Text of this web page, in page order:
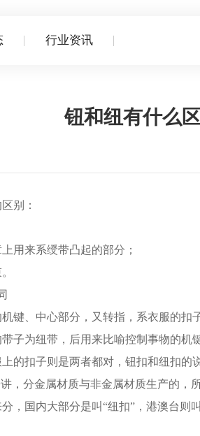
行业资讯
钮和纽有什么
别：
用来系绶带凸起的部分；
键、中心部分，又转指，系衣服的扣子
子为纽带，后用来比喻控制事物的机
的扣子则是两者都对，钮扣和纽扣的
，分金属材质与非金属材质生产的，
，国内大部分是叫“纽扣”，港澳台则叫